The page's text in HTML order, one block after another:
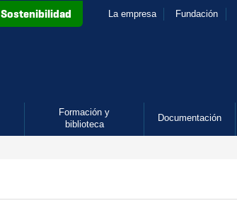
Sostenibilidad La empresa Fundación
Formación y
biblioteca
Documentación